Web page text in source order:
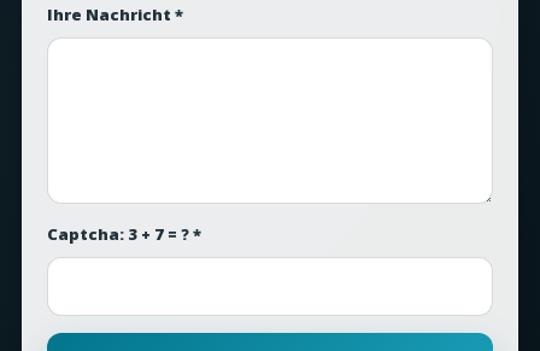
Ihre Nachricht *
Captcha: 3 + 7 = ? *